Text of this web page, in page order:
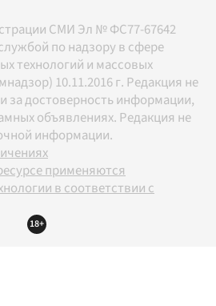
СМИ Эл № ФС77-67642
по надзору в сфере
технологий и массовых
10.11.2016 г. Редакция не
за достоверность информации,
объявлениях. Редакция не
информации.
применяются
в соответствии с
18+